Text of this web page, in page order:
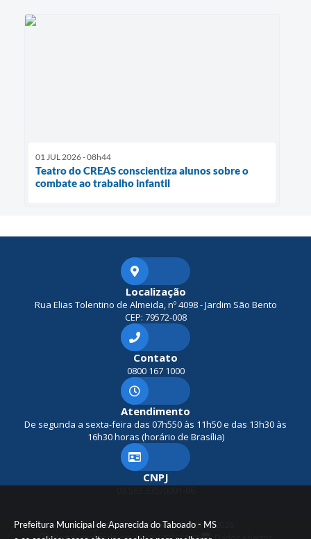
Prefeitura Municipal de Aparecida do Taboado - MS
01 JUL 2026 - 08h44
Teatro do CREAS conscientiza alunos sobre o
combate ao trabalho infantil
Localização
Rua Elias Tolentino de Almeida, nº 4098 - Jardim São Bento
CEP: 79572-008
Contato
0800 167 1000
Atendimento
De segunda a sexta-feira das 07h550 às 11h50 e das 13h30 às
16h30 horas (horário de Brasília)
CNPJ
Versão do Sistema:3.5.3 - 19/06/2026